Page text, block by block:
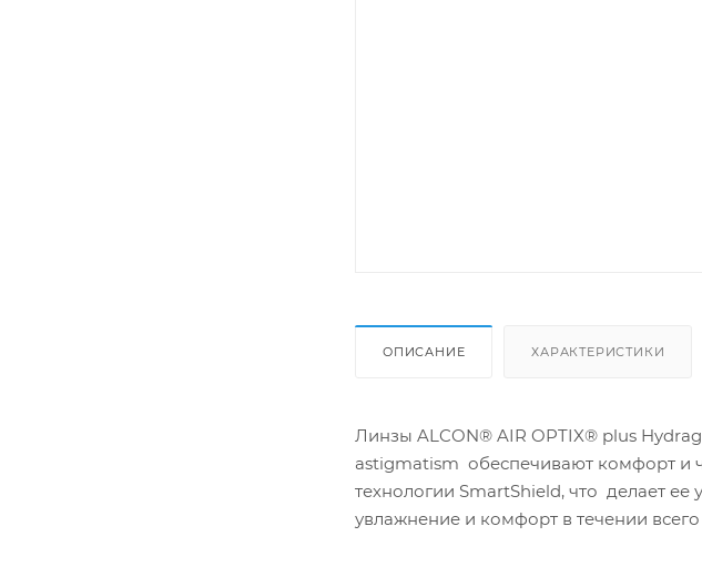
ОПИСАНИЕ ХАРАКТЕРИСТИКИ
Линзы ALCON® AIR OPTIX® plus
astigmatism обеспечивают комфорт и
технологии SmartShield, что делает ее
увлажнение и комфорт в течении